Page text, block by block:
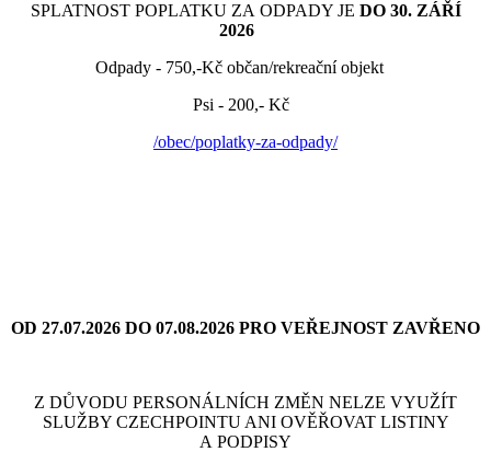
SPLATNOST POPLATKU ZA ODPADY JE DO 30. ZÁŘÍ
2026
Odpady - 750,-Kč občan/rekreační objekt
Psi - 200,- Kč
/obec/poplatky-za-odpady/
OD 27.07.2026 DO 07.08.2026 PRO VEŘEJNOST ZAVŘENO
Z DŮVODU PERSONÁLNÍCH ZMĚN NELZE VYUŽÍT
SLUŽBY CZECHPOINTU ANI OVĚŘOVAT LISTINY
A PODPISY